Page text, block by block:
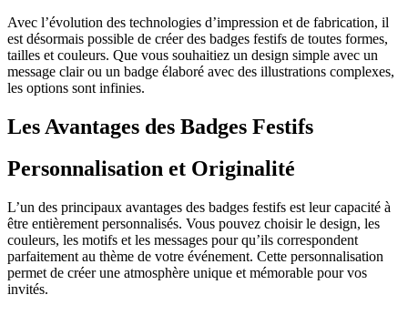
Avec l’évolution des technologies d’impression et de fabrication, il
est désormais possible de créer des badges festifs de toutes formes,
tailles et couleurs. Que vous souhaitiez un design simple avec un
message clair ou un badge élaboré avec des illustrations complexes,
les options sont infinies.
Les Avantages des Badges Festifs
Personnalisation et Originalité
L’un des principaux avantages des badges festifs est leur capacité à
être entièrement personnalisés. Vous pouvez choisir le design, les
couleurs, les motifs et les messages pour qu’ils correspondent
parfaitement au thème de votre événement. Cette personnalisation
permet de créer une atmosphère unique et mémorable pour vos
invités.